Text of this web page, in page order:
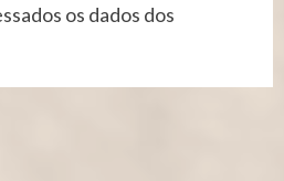
os dados dos